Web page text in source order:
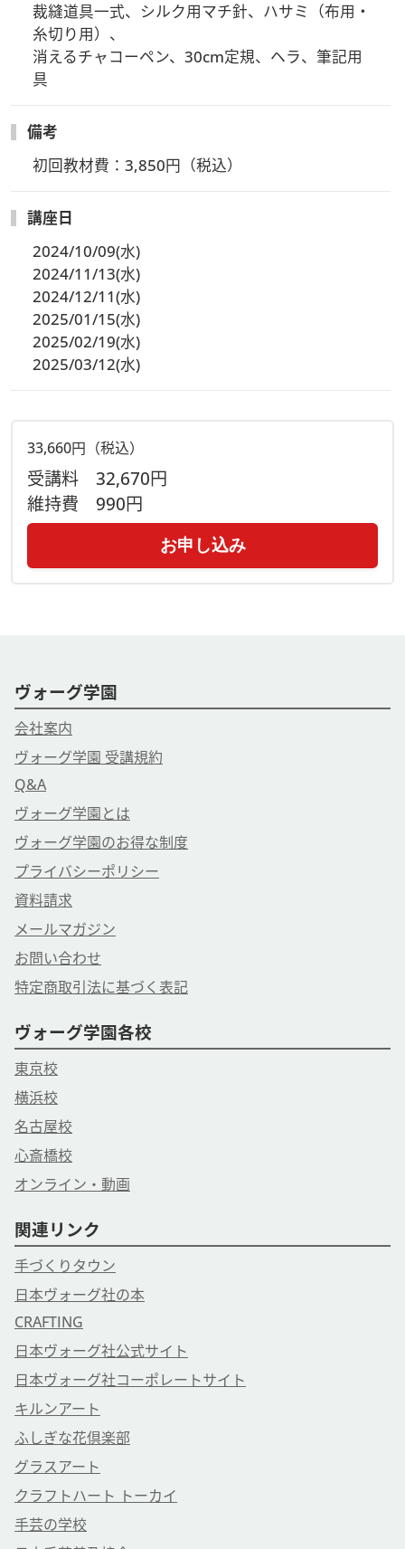
裁縫道具一式、シルク用マチ針、ハサミ（布用・
糸切り用）、
消えるチャコーペン、30cm定規、ヘラ、筆記用
具
備考
初回教材費：3,850円（税込）
講座日
2024/10/09(水)
2024/11/13(水)
2024/12/11(水)
2025/01/15(水)
2025/02/19(水)
2025/03/12(水)
33,660円（税込）
受講料 32,670円
維持費 990円
お申し込み
ヴォーグ学園
会社案内
ヴォーグ学園 受講規約
Q&A
ヴォーグ学園とは
ヴォーグ学園のお得な制度
プライバシーポリシー
資料請求
メールマガジン
お問い合わせ
特定商取引法に基づく表記
ヴォーグ学園各校
東京校
横浜校
名古屋校
心斎橋校
オンライン・動画
関連リンク
手づくりタウン
日本ヴォーグ社の本
CRAFTING
日本ヴォーグ社公式サイト
日本ヴォーグ社コーポレートサイト
キルンアート
ふしぎな花倶楽部
グラスアート
クラフトハート トーカイ
手芸の学校